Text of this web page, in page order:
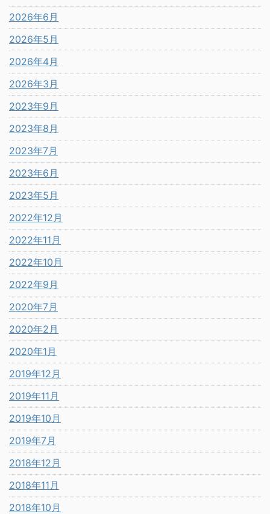
2026年6月
2026年5月
2026年4月
2026年3月
2023年9月
2023年8月
2023年7月
2023年6月
2023年5月
2022年12月
2022年11月
2022年10月
2022年9月
2020年7月
2020年2月
2020年1月
2019年12月
2019年11月
2019年10月
2019年7月
2018年12月
2018年11月
2018年10月